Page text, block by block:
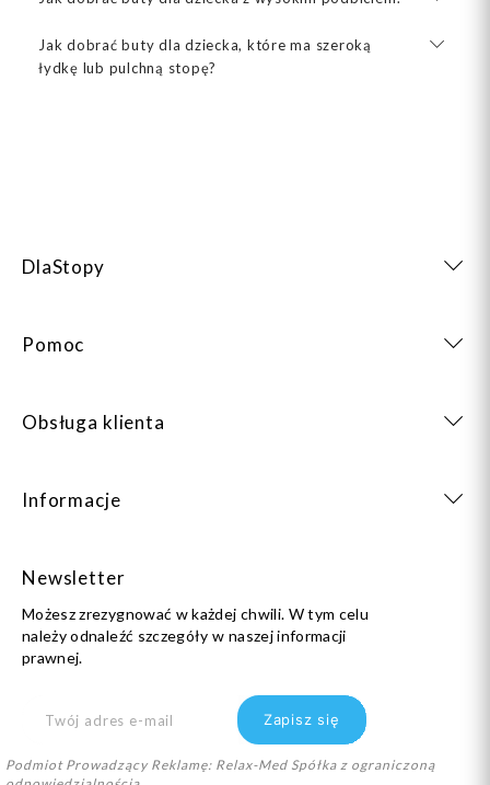
Jak dobrać buty dla dziecka, które ma szeroką
łydkę lub pulchną stopę?
DlaStopy
Pomoc
Obsługa klienta
Informacje
Newsletter
Możesz zrezygnować w każdej chwili. W tym celu
należy odnaleźć szczegóły w naszej informacji
prawnej.
Podmiot Prowadzący Reklamę: Relax-Med Spółka z ograniczoną